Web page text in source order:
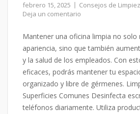
febrero 15, 2025
Consejos de
Deja un comentario
Mantener una oficina limpia no solo
apariencia, sino que también
y la salud de los empleados. Con
eficaces, podrás mantener tu
organizado y libre de gérmenes.
Superficies Comunes Desinfecta
teléfonos diariamente. Utiliza